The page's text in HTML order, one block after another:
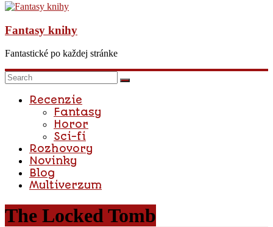
Fantasy knihy
Fantastické po každej stránke
Recenzie
Fantasy
Horor
Sci-fi
Rozhovory
Novinky
Blog
Multiverzum
The Locked Tomb